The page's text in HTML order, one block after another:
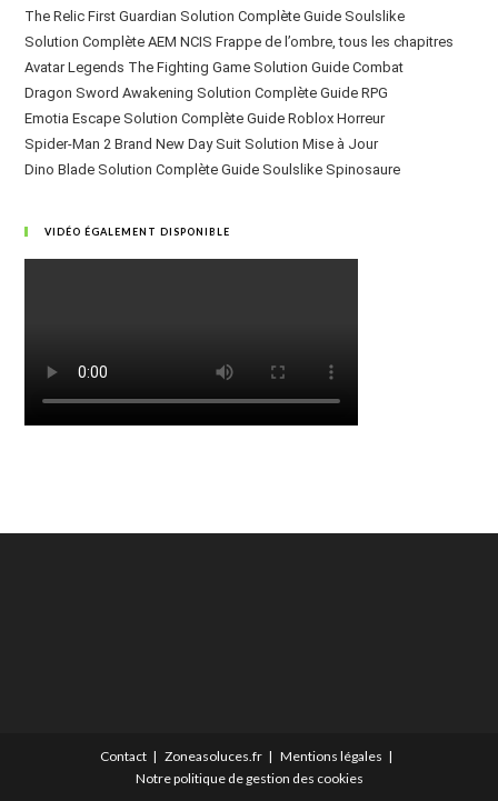
The Relic First Guardian Solution Complète Guide Soulslike
Solution Complète AEM NCIS Frappe de l’ombre, tous les chapitres
Avatar Legends The Fighting Game Solution Guide Combat
Dragon Sword Awakening Solution Complète Guide RPG
Emotia Escape Solution Complète Guide Roblox Horreur
Spider-Man 2 Brand New Day Suit Solution Mise à Jour
Dino Blade Solution Complète Guide Soulslike Spinosaure
VIDÉO ÉGALEMENT DISPONIBLE
Contact Zoneasoluces.fr
Mentions légales
Notre politique de gestion des cookies